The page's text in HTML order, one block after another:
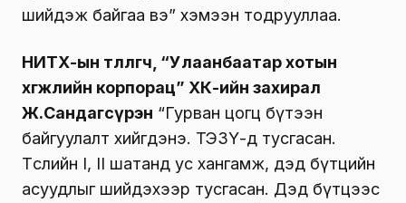
шийдэж байгаа вэ” хэмээн тодрууллаа.
НИТХ-ын төлөөлөгч, “Улаанбаатар хотын
хөгжлийн корпорац” ХК-ийн захирал
Ж.Сандагсүрэн “Гурван цогц бүтээн
байгуулалт хийгдэнэ. ТЭЗҮ-д тусгасан.
Төслийн I, II шатанд ус хангамж, дэд бүтцийн
асуудлыг шийдэхээр тусгасан. Дэд бүтцээс